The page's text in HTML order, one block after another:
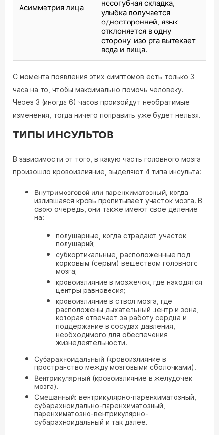
Асимметрия лица
носогубная складка,
улыбка получается
односторонней, язык
отклоняется в одну
сторону, изо рта вытекает
вода и пища.
С момента появления этих симптомов есть только 3
часа на то, чтобы максимально помочь человеку.
Через 3 (иногда 6) часов произойдут необратимые
изменения, тогда ничего поправить уже будет нельзя.
ТИПЫ ИНСУЛЬТОВ
В зависимости от того, в какую часть головного мозга
произошло кровоизлияние, выделяют 4 типа инсульта:
Внутримозговой или паренхиматозный, когда
излившаяся кровь пропитывает участок мозга. В
свою очередь, они также имеют свое деление
на:
полушарные, когда страдают участок
полушарий;
субкортикальные, расположенные под
корковым (серым) веществом головного
мозга;
кровоизлияние в мозжечок, где находятся
центры равновесия;
кровоизлияние в ствол мозга, где
расположены дыхательный центр и зона,
которая отвечает за работу сердца и
поддержание в сосудах давления,
необходимого для обеспечения
жизнедеятельности.
Субарахноидальный (кровоизлияние в
пространство между мозговыми оболочками).
Вентрикулярный (кровоизлияние в желудочек
мозга).
Смешанный: вентрикулярно-паренхиматозный,
субарахноидально-паренхиматозный,
паренхиматозно-вентрикулярно-
субарахноидальный и так далее.